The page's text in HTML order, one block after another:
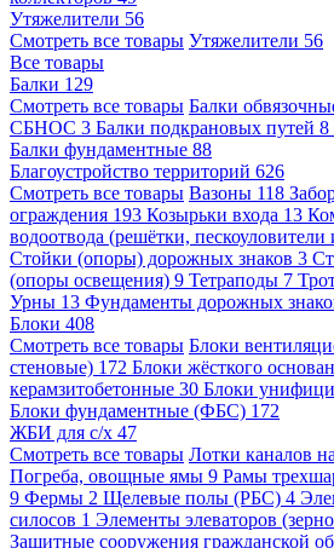
Утяжелители 56
Смотреть все товары Утяжелители 56
Все товары
Балки 129
Смотреть все товары Балки
СБНОС 3 Балки подкрановых путей 8
Балки фундаментные 88
Благоустройство территорий 626
Смотреть все товары Вазоны 118
ограждения 193 Козырьки входа 13
водоотвода (решётки, пескоуловители
Стойки (опоры) дорожных знаков 3
(опоры освещения) 9 Тетраподы 7
Урны 13 Фундаменты дорожных
Блоки 408
Смотреть все товары Блоки
стеновые) 172 Блоки жёсткого
керамзитобетонные 30 Блоки
Блоки фундаментные (ФБС) 172
ЖБИ для с/х 47
Смотреть все товары Лотки каналов
Погреба, овощные ямы 9 Рамы
9 Фермы 2 Щелевые полы (РБС) 4
силосов 1 Элементы элеваторов
Защитные сооружения гражданской